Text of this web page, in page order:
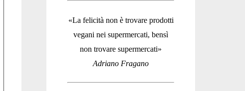
«La felicità non è trovare prodotti
vegani nei supermercati, bensì
non trovare supermercati»
Adriano Fragano